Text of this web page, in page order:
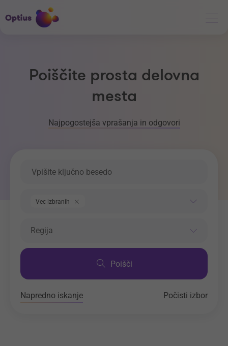
Poiščite prosta delovna
mesta
Najpogostejša vprašanja in odgovori
Vec izbranih
Regija
Poišči
Napredno iskanje Počisti izbor